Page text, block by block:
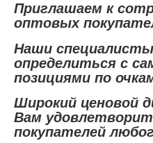
Приглашаем к
оптовых
Наши
определиться с
позициями по
Широкий ценовой
Вам
покупателей